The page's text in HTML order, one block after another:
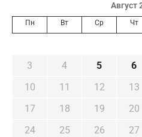
Август
Пн Вт Ср Чт
3
4 5 6
10
11 12 13
17
18 19 20
24
25 26 27